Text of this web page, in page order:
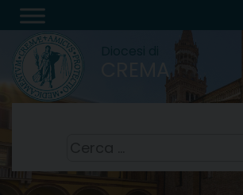
Skip
to
content
CREMA